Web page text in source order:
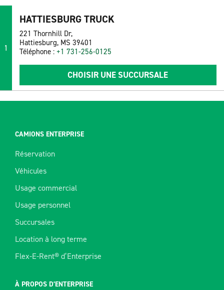
1
HATTIESBURG TRUCK
221 Thornhill Dr,
Hattiesburg, MS 39401
Téléphone : +1 731-256-0125
CHOISIR UNE SUCCURSALE
CAMIONS ENTERPRISE
Réservation
Véhicules
Usage commercial
Usage personnel
Succursales
Location à long terme
Flex-E-Rent® d’Enterprise
À PROPOS D’ENTERPRISE